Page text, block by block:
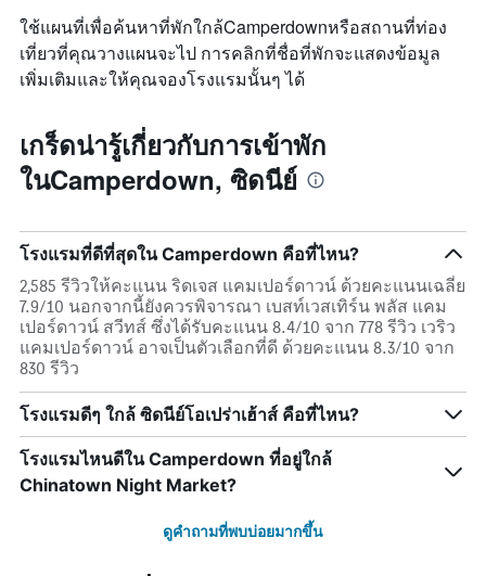
ใช้แผนที่เพื่อค้นหาที่พักใกล้Camperdownหรือสถานที่ท่อง
เที่ยวที่คุณวางแผนจะไป การคลิกที่ชื่อที่พักจะแสดงข้อมูล
เพิ่มเติมและให้คุณจองโรงแรมนั้นๆ ได้
เกร็ดน่ารู้เกี่ยวกับการเข้าพัก
ในCamperdown, ซิดนีย์
โรงแรมที่ดีที่สุดใน Camperdown คือที่ไหน?
2,585 รีวิวให้คะแนน ริดเจส แคมเปอร์ดาวน์ ด้วยคะแนนเฉลี่ย
7.9/10 นอกจากนี้ยังควรพิจารณา เบสท์เวสเทิร์น พลัส แคม
เปอร์ดาวน์ สวีทส์ ซึ่งได้รับคะแนน 8.4/10 จาก 778 รีวิว เวริว
แคมเปอร์ดาวน์ อาจเป็นตัวเลือกที่ดี ด้วยคะแนน 8.3/10 จาก
830 รีวิว
โรงแรมดีๆ ใกล้ ซิดนีย์โอเปร่าเฮ้าส์ คือที่ไหน?
โรงแรมไหนดีใน Camperdown ที่อยู่ใกล้
Chinatown Night Market?
ดูคำถามที่พบบ่อยมากขึ้น